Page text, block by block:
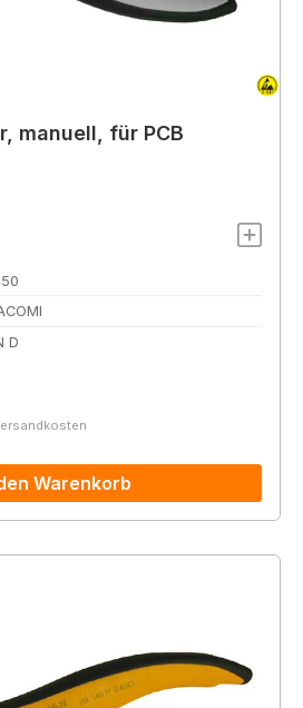
manuell, für PCB
D
Warenkorb